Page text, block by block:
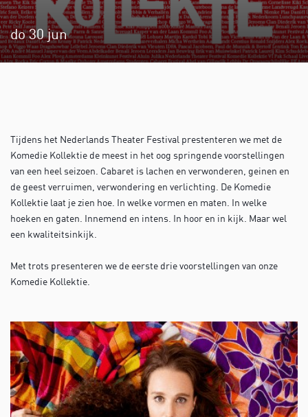
do 30 jun
Tijdens het Nederlands Theater Festival prestenteren we met de
Komedie Kollektie de meest in het oog springende voorstellingen
van een heel seizoen. Cabaret is lachen en verwonderen, geinen en
de geest verruimen, verwondering en verlichting. De Komedie
Kollektie laat je zien hoe. In welke vormen en maten. In welke
hoeken en gaten. Innemend en intens. In hoor en in kijk. Maar wel
een kwaliteitsinkijk.
Met trots presenteren we de eerste drie voorstellingen van onze
Komedie Kollektie.